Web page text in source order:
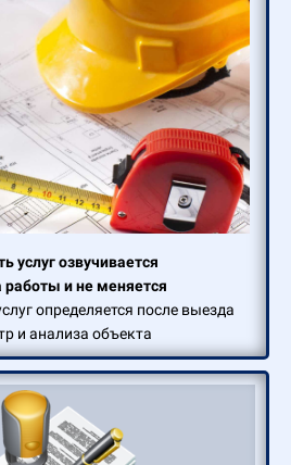
услуг озвучивается
работы и не меняется
определяется после выезда
и анализа объекта